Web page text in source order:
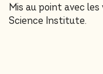
Mis au point avec
Science Institute.